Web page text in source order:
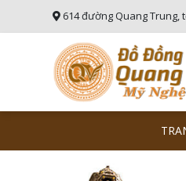
614 đường Quang Trung,